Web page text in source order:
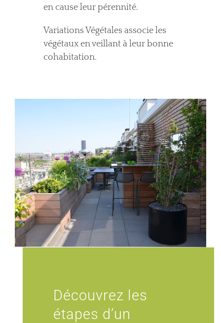
en cause leur pérennité.
Variations Végétales associe les
végétaux en veillant à leur bonne
cohabitation.
Découvrez les
étapes d’un